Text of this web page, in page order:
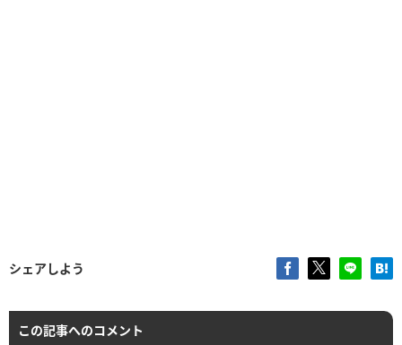
シェアしよう
この記事へのコメント